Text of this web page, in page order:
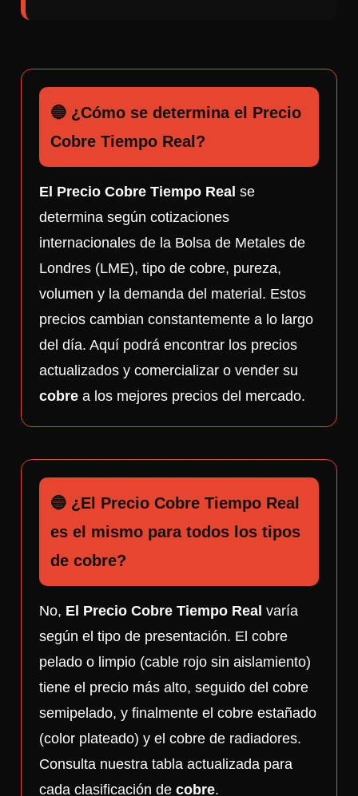
🔵 ¿Cómo se determina el Precio
Cobre Tiempo Real?
El Precio Cobre Tiempo Real se
determina según cotizaciones
internacionales de la Bolsa de Metales de
Londres (LME), tipo de cobre, pureza,
volumen y la demanda del material. Estos
precios cambian constantemente a lo largo
del día. Aquí podrá encontrar los precios
actualizados y comercializar o vender su
cobre a los mejores precios del mercado.
🔵 ¿El Precio Cobre Tiempo Real
es el mismo para todos los tipos
de cobre?
No, El Precio Cobre Tiempo Real varía
según el tipo de presentación. El cobre
pelado o limpio (cable rojo sin aislamiento)
tiene el precio más alto, seguido del cobre
semipelado, y finalmente el cobre estañado
(color plateado) y el cobre de radiadores.
Consulta nuestra tabla actualizada para
cada clasificación de cobre.